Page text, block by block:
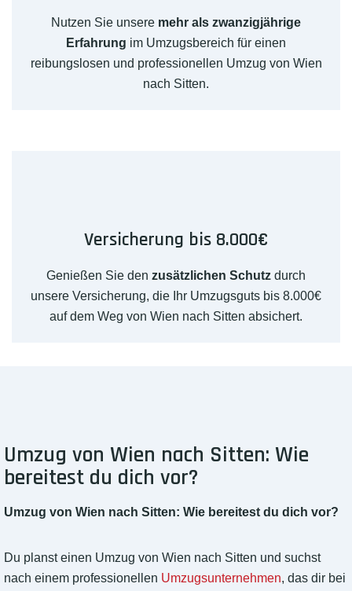
Nutzen Sie unsere mehr als zwanzigjährige
Erfahrung im Umzugsbereich für einen
reibungslosen und professionellen Umzug von Wien
nach Sitten.
Versicherung bis 8.000€
Genießen Sie den zusätzlichen Schutz durch
unsere Versicherung, die Ihr Umzugsguts bis 8.000€
auf dem Weg von Wien nach Sitten absichert.
Umzug von Wien nach Sitten: Wie
bereitest du dich vor?
Umzug von Wien nach Sitten: Wie bereitest du dich vor?
Du planst einen Umzug von Wien nach Sitten und suchst
nach einem professionellen Umzugsunternehmen, das dir bei